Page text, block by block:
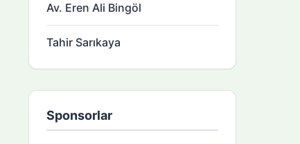
Av. Eren Ali Bingöl
Tahir Sarıkaya
Sponsorlar